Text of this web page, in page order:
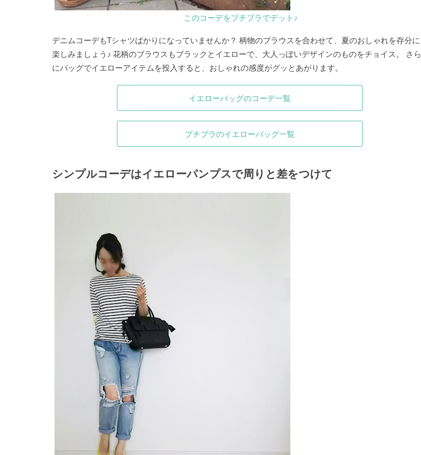
このコーデをプチプラでデット♪
デニムコーデもTシャツばかりになっていませんか？ 柄物のブラウスを合わせて、夏のおしゃれを存分に
楽しみましょう♪ 花柄のブラウスもブラックとイエローで、大人っぽいデザインのものをチョイス。 さら
にバッグでイエローアイテムを投入すると、おしゃれの感度がグッとあがります。
イエローバッグのコーデ一覧
プチプラのイエローバッグ一覧
シンプルコーデはイエローパンプスで周りと差をつけて